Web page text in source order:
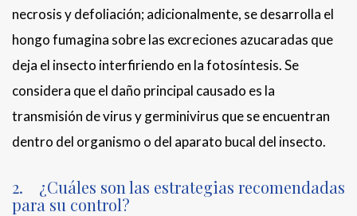
necrosis y defoliación; adicionalmente, se desarrolla el
hongo fumagina sobre las excreciones azucaradas que
deja el insecto interfiriendo en la fotosíntesis. Se
considera que el daño principal causado es la
transmisión de virus y germinivirus que se encuentran
dentro del organismo o del aparato bucal del insecto.
2. ¿Cuáles son las estrategias recomendadas
para su control?